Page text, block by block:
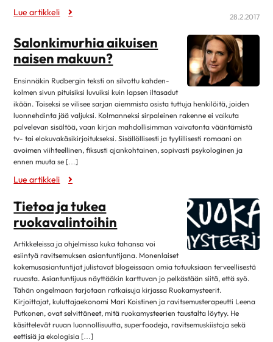
Vertaistuki
Elvytys
Koronakysymykset
Kulttuuri
Kirjat
Museot ja näyttelyt
Musiikki
Teatteri, elokuvat ja sarjat
Luottamustoimi
Ruoka ja hyvinvointi
Ruokaohjeita
Terveellinen syöminen
Sydän.fi
Ajankohtaista
lokakuu 2025
kesäkuu 2025
toukokuu 2025
huhtikuu 2025 11
maaliskuu 2025
helmikuu 2025 4
tammikuu 2025
joulukuu 2024
marraskuu 2024
lokakuu 2024 13
syyskuu 2024 2
elokuu 2024 9
huhtikuu 2024
maaliskuu 2024
helmikuu 2024
tammikuu 2024
joulukuu 2023
Lue artikkeli 28.2.2017
Salonkimurhia aikuisen
naisen makuun?
Ensinnäkin Rudbergin teksti on silvottu kahden-
kolmen sivun pituisiksi luvuiksi kuin lapsen iltasadut
ikään. Toiseksi se vilisee sarjan aiemmista osista tuttuja henkilöitä, joiden
luonnehdinta jää valjuksi. Kolmanneksi sirpaleinen rakenne ei vaikuta
palvelevan sisältöä, vaan kirjan mahdollisimman vaivatonta vääntämistä
tv- tai elokuvakäsikirjoitukseksi. Sisällöllisesti ja tyylillisesti romaani on
avoimen viihteellinen, fiksusti ajankohtainen, sopivasti psykologinen ja
ennen muuta se […]
Lue artikkeli
Tietoa ja tukea
ruokavalintoihin
Artikkeleissa ja ohjelmissa kuka tahansa voi
esiintyä ravitsemuksen asiantuntijana. Monenlaiset
kokemusasiantuntijat julistavat blogeissaan omia totuuksiaan terveellisestä
ruuasta. Asiantuntijuus näyttääkin karttuvan jo pelkästään siitä, että syö.
Tähän ongelmaan tarjotaan ratkaisuja kirjassa Ruokamysteerit.
Kirjoittajat, kuluttajaekonomi Mari Koistinen ja ravitsemusterapeutti Leena
Putkonen, ovat selvittäneet, mitä ruokamysteerien taustalta löytyy. He
käsittelevät ruuan luonnollisuutta, superfoodeja, ravitsemuskiistoja sekä
eettisiä ja ekologisia […]